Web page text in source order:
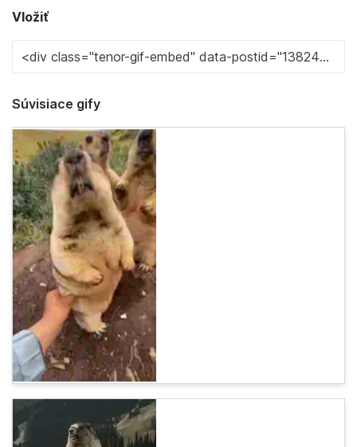
Vložiť
Súvisiace gify